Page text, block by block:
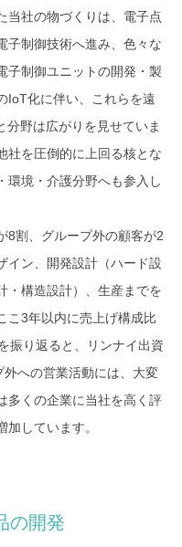
当社の物づくりは、電子点
子制御技術へ進み、色々な
子制御ユニットの開発・製
IoT化に伴い、これらを遠
分野は広がりを見せていま
社を圧倒的に上回る核とな
環境・介護分野へも参入し
8割、グループ外の顧客が2
イン、開発設計（ハード設
・構造設計）、生産までを
こ3年以内に売上げ構成比
振り返ると、リンナイ出資
への営業活動には、大変
多くの企業に当社を高く評
しています。
の開発